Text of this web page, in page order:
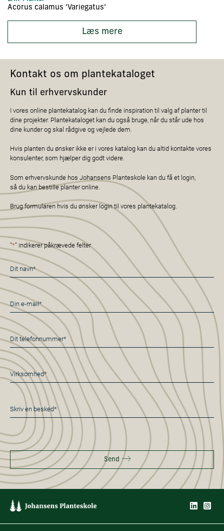
Acorus calamus ‘Variegatus’
Læs mere
Kontakt os om plantekataloget
Kun til erhvervskunder
I vores online plantekatalog kan du finde inspiration til valg af planter til
dine projekter. Plantekataloget kan du også bruge, når du står ude hos
dine kunder og skal rådgive og vejlede dem.
Hvis planten du ønsker ikke er i vores katalog kan du altid kontakte vores
konsulenter, som hjælper dig godt videre.
Som erhvervskunde hos Johansens Planteskole kan du få et login,
så du kan bestille planter online.
Brug formularen hvis du ønsker login til vores plantekatalog.
"*" indikerer påkrævede felter
Navn
*
E-
mail
*
Telefon
*
Virksomhed*
*
Besked
*
Send